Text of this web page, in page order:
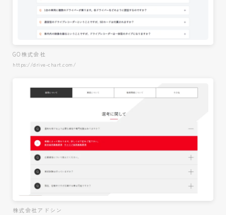
GO株式会社
https://drive-chart.com/
株式会社アドシン